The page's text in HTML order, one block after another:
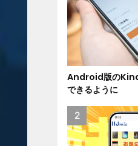
Android版の
できるように